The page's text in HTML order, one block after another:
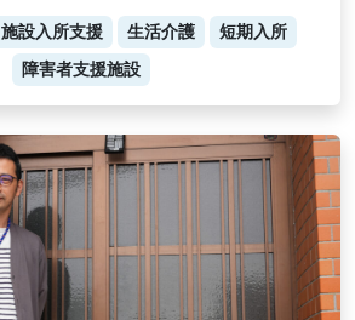
施設入所支援 生活介護
短期入所
障害者支援施設